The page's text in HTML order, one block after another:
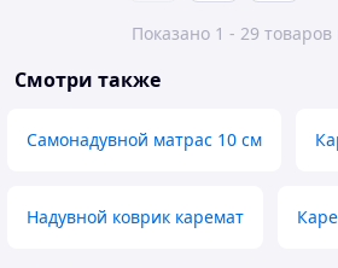
Показано 1 - 29 товаров
Смотри также
Самонадувной матрас 10 см
Надувной коврик каремат